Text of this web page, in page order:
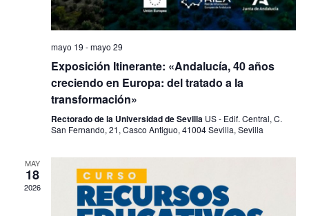
mayo 19 -mayo 29
Exposición Itinerante: «Andalucía, 40 años
creciendo en Europa: del tratado a la
transformación»
Rectorado de la Universidad de Sevilla US - Edif. Central, C.
San Fernando, 21, Casco Antiguo, 41004 Sevilla, Sevilla
MAY
18
2026